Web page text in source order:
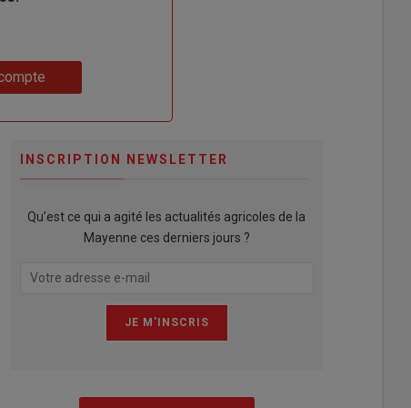
INSCRIPTION NEWSLETTER
Qu’est ce qui a agité les actualités agricoles de la
Mayenne ces derniers jours ?